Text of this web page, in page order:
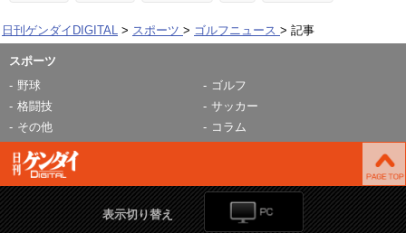
日刊ゲンダイDIGITAL スポーツ ゴルフニュース 記事
スポーツ
野球
ゴルフ
格闘技
サッカー
その他
コラム
表示切り替え